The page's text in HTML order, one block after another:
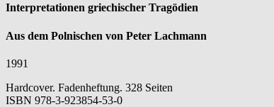
Interpretationen griechischer Tragödien
Aus dem Polnischen von Peter Lachmann
1991
Hardcover. Fadenheftung. 328 Seiten
ISBN 978-3-923854-53-0